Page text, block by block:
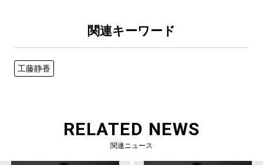
関連キーワード
工藤静香
RELATED NEWS
関連ニュース